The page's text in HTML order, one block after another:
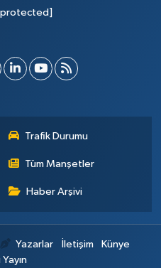
protected]
Trafik Durumu
Tüm Manşetler
Haber Arşivi
Yazarlar İletişim
Künye
Yayın